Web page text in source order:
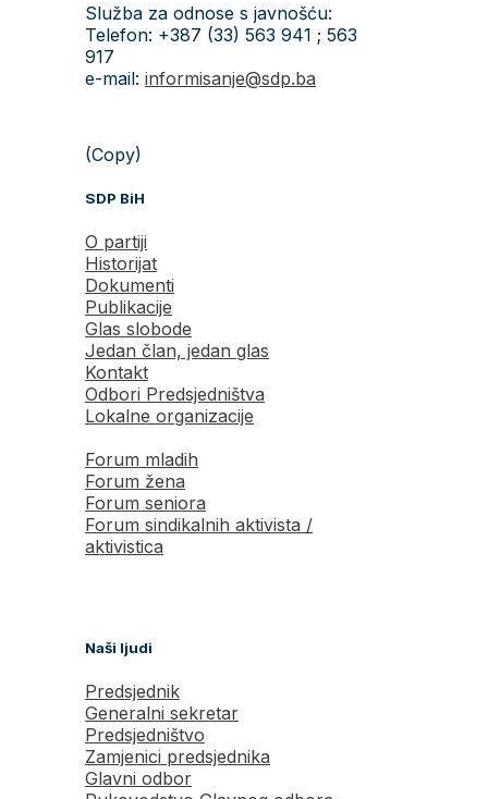
Služba za odnose s javnošću:
Telefon: +387 (33) 563 941 ; 563
917
e-mail: informisanje@sdp.ba
(Copy)
SDP BiH
O partiji
Historijat
Dokumenti
Publikacije
Glas slobode
Jedan član, jedan glas
Kontakt
Odbori Predsjedništva
Lokalne organizacije
Forum mladih
Forum žena
Forum seniora
Forum sindikalnih aktivista /
aktivistica
Naši ljudi
Predsjednik
Generalni sekretar
Predsjedništvo
Zamjenici predsjednika
Glavni odbor